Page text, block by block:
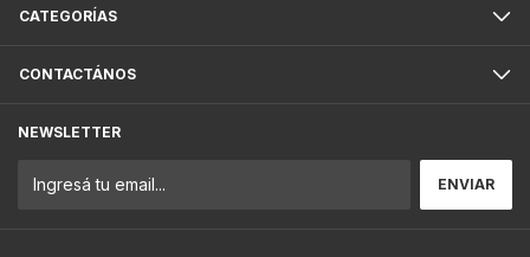
CATEGORÍAS
CONTACTÁNOS
NEWSLETTER